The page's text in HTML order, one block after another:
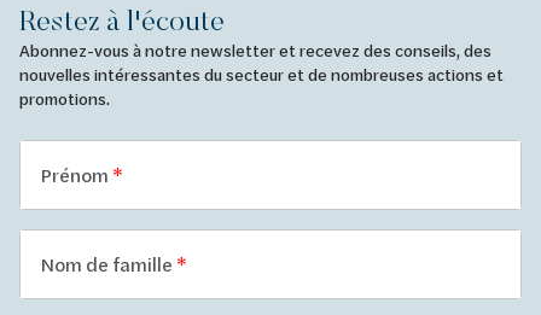
Restez à l'écoute
Abonnez-vous à notre newsletter et recevez des conseils, des
nouvelles intéressantes du secteur et de nombreuses actions et
promotions.
Prénom
Nom de famille